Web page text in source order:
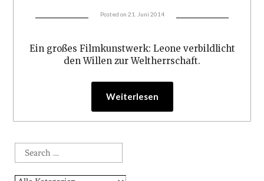
Posted on 21. Juni 2014
Ein großes Filmkunstwerk: Leone verbildlicht
den Willen zur Weltherrschaft.
Weiterlesen